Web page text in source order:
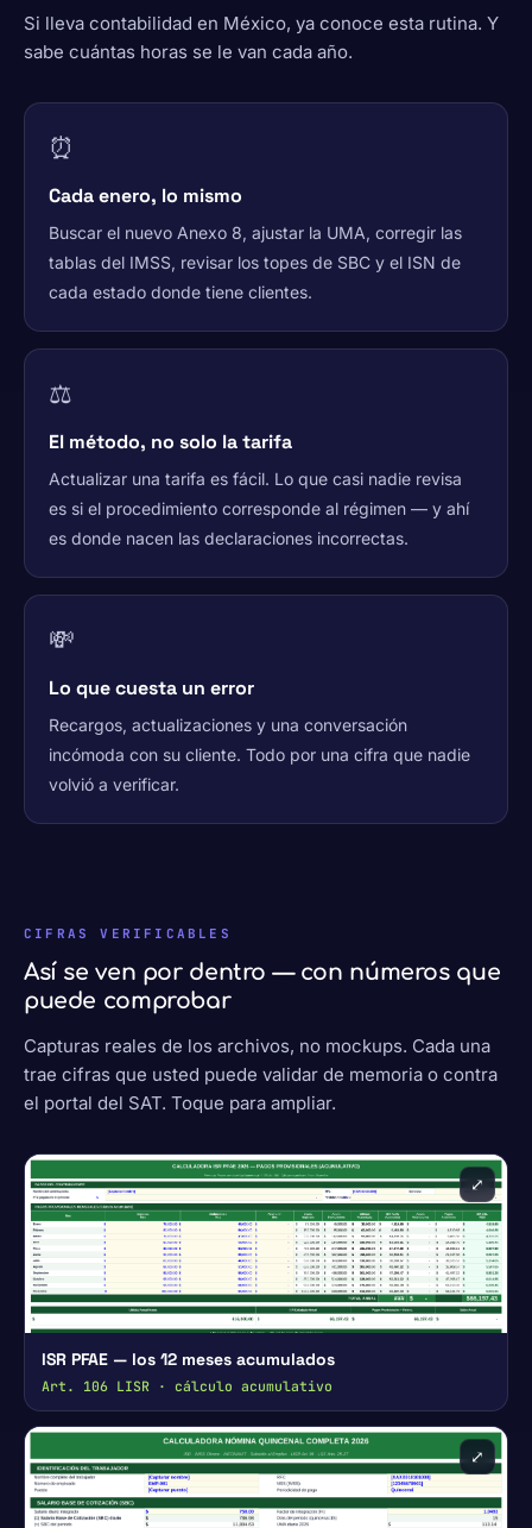
Si lleva contabilidad en México, ya conoce esta rutina. Y
sabe cuántas horas se le van cada año.
⏰
Cada enero, lo mismo
Buscar el nuevo Anexo 8, ajustar la UMA, corregir las
tablas del IMSS, revisar los topes de SBC y el ISN de
cada estado donde tiene clientes.
⚖️
El método, no solo la tarifa
Actualizar una tarifa es fácil. Lo que casi nadie revisa
es si el procedimiento corresponde al régimen — y ahí
es donde nacen las declaraciones incorrectas.
💸
Lo que cuesta un error
Recargos, actualizaciones y una conversación
incómoda con su cliente. Todo por una cifra que nadie
volvió a verificar.
CIFRAS VERIFICABLES
Así se ven por dentro — con números que
puede comprobar
Capturas reales de los archivos, no mockups. Cada una
trae cifras que usted puede validar de memoria o contra
el portal del SAT. Toque para ampliar.
⤢
ISR PFAE — los 12 meses acumulados
Art. 106 LISR · cálculo acumulativo
⤢